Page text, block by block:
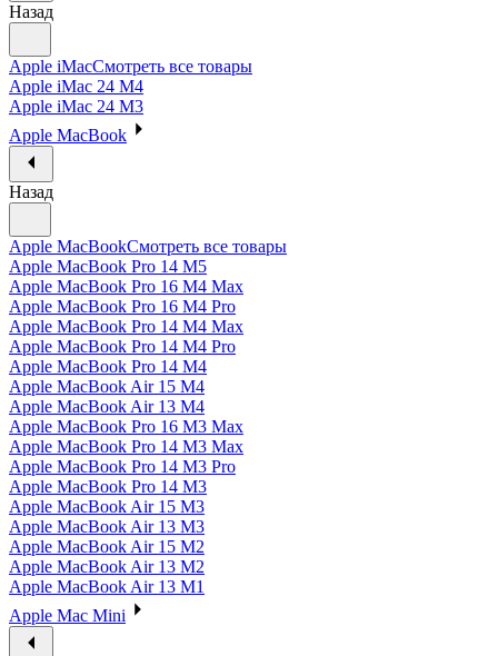
Назад
Apple iMacСмотреть все товары
Apple iMac 24 M4
Apple iMac 24 M3
Apple MacBook
Назад
Apple MacBookСмотреть все товары
Apple MacBook Pro 14 M5
Apple MacBook Pro 16 M4 Max
Apple MacBook Pro 16 M4 Pro
Apple MacBook Pro 14 M4 Max
Apple MacBook Pro 14 M4 Pro
Apple MacBook Pro 14 M4
Apple MacBook Air 15 M4
Apple MacBook Air 13 M4
Apple MacBook Pro 16 M3 Max
Apple MacBook Pro 14 M3 Max
Apple MacBook Pro 14 M3 Pro
Apple MacBook Pro 14 M3
Apple MacBook Air 15 M3
Apple MacBook Air 13 M3
Apple MacBook Air 15 M2
Apple MacBook Air 13 M2
Apple MacBook Air 13 M1
Apple Mac Mini